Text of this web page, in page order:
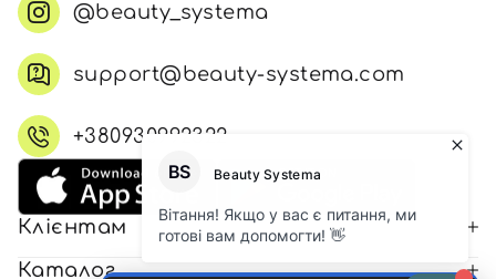
@beauty_systema
support@beauty-systema.com
+380930992322
Клієнтам
Каталог